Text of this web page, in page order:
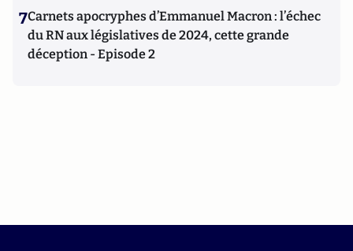
7Carnets apocryphes d’Emmanuel Macron : l’échec
du RN aux législatives de 2024, cette grande
déception - Episode 2